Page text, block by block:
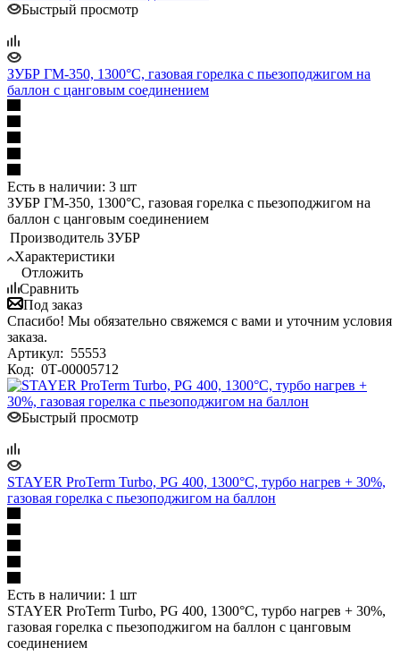
Быстрый просмотр
ЗУБР ГМ-350, 1300°C, газовая горелка с пьезоподжигом на
баллон с цанговым соединением
Есть в наличии: 3 шт
ЗУБР ГМ-350, 1300°C, газовая горелка с пьезоподжигом на
баллон с цанговым соединением
Производитель ЗУБР
Характеристики
Отложить
Сравнить
Под заказ
Спасибо! Мы обязательно свяжемся с вами и уточним условия
заказа.
Артикул: 55553
Код: 0Т-00005712
Быстрый просмотр
STAYER ProTerm Turbo, PG 400, 1300°C, турбо нагрев + 30%,
газовая горелка с пьезоподжигом на баллон
Есть в наличии: 1 шт
STAYER ProTerm Turbo, PG 400, 1300°C, турбо нагрев + 30%,
газовая горелка с пьезоподжигом на баллон с цанговым
соединением